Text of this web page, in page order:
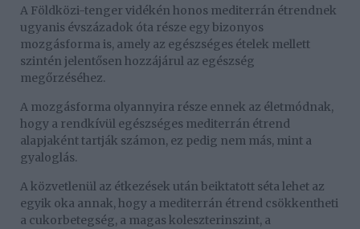
A Földközi-tenger vidékén honos mediterrán étrendnek
ugyanis évszázadok óta része egy bizonyos
mozgásforma is, amely az egészséges ételek mellett
szintén jelentősen hozzájárul az egészség
megőrzéséhez.
A mozgásforma olyannyira része ennek az életmódnak,
hogy a rendkívül egészséges mediterrán étrend
alapjaként tartják számon, ez pedig nem más, mint a
gyaloglás.
A közvetlenül az étkezések után beiktatott séta lehet az
egyik oka annak, hogy a mediterrán étrend csökkentheti
a cukorbetegség, a magas koleszterinszint, a